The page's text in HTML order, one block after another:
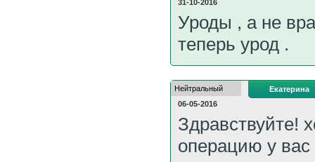
31-10-2016
Уроды , а не
теперь урод .
Нейтральный
06-05-2016
Екатерина
Здравствуйте!
операцию у вас